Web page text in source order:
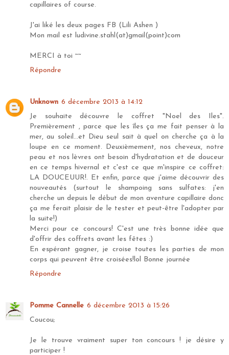
capillaires of course.
J'ai liké les deux pages FB (Lili Ashen )
Mon mail est ludivine.stahl(at)gmail(point)com
MERCI à toi ~~
Répondre
Unknown 6 décembre 2013 à 14:12
Je souhaite découvre le coffret "Noel des Iles".
Premièrement , parce que les îles ça me fait penser à la
mer, au soleil...et Dieu seul sait à quel on cherche ça à la
loupe en ce moment. Deuxièmement, nos cheveux, notre
peau et nos lèvres ont besoin d'hydratation et de douceur
en ce temps hivernal et c'est ce que m'inspire ce coffret:
LA DOUCEUUR!. Et enfin, parce que j'aime découvrir des
nouveautés (surtout le shampoing sans sulfates: j'en
cherche un depuis le début de mon aventure capillaire donc
ça me ferait plaisir de le tester et peut-être l'adopter par
la suite!)
Merci pour ce concours! C'est une très bonne idée que
d'offrir des coffrets avant les fêtes :)
En espérant gagner, je croise toutes les parties de mon
corps qui peuvent être croisées!lol Bonne journée
Répondre
Pomme Cannelle 6 décembre 2013 à 15:26
Coucou;
Je le trouve vraiment super ton concours ! je désire y
participer !